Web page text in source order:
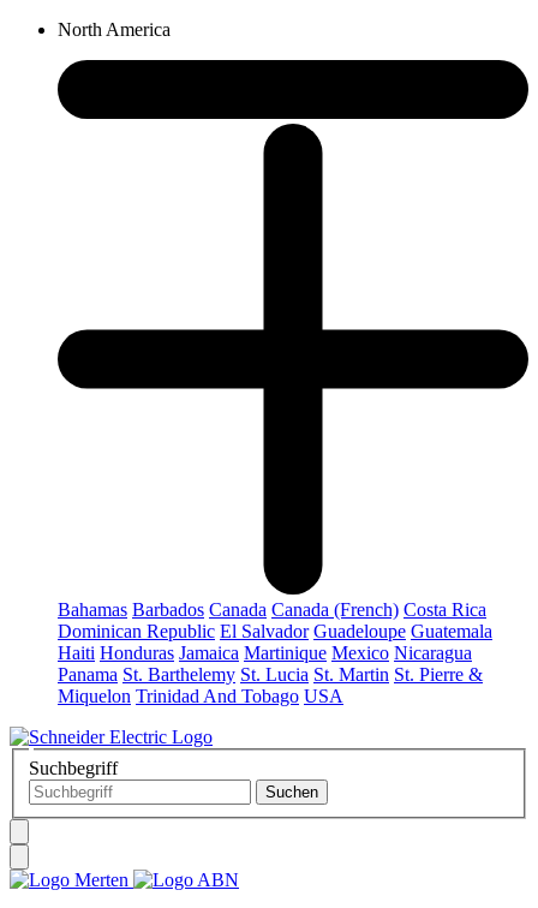
North America
Bahamas Barbados Canada Canada (French) Costa Rica
Dominican Republic El Salvador Guadeloupe Guatemala
Haiti Honduras Jamaica Martinique Mexico Nicaragua
Panama St. Barthelemy St. Lucia St. Martin St. Pierre &
Miquelon Trinidad And Tobago USA
Suchbegriff